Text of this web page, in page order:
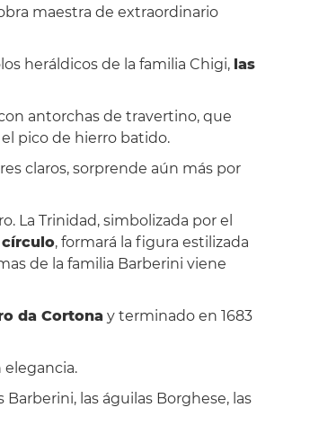
maestra de extraordinario
heráldicos de la familia Chigi, las
antorchas de travertino, que
pico de hierro batido.
claros, sorprende aún más por
La Trinidad, simbolizada por el
círculo, formará la figura estilizada
de la familia Barberini viene
da Cortona y terminado en 1683
elegancia.
las águilas Borghese, las